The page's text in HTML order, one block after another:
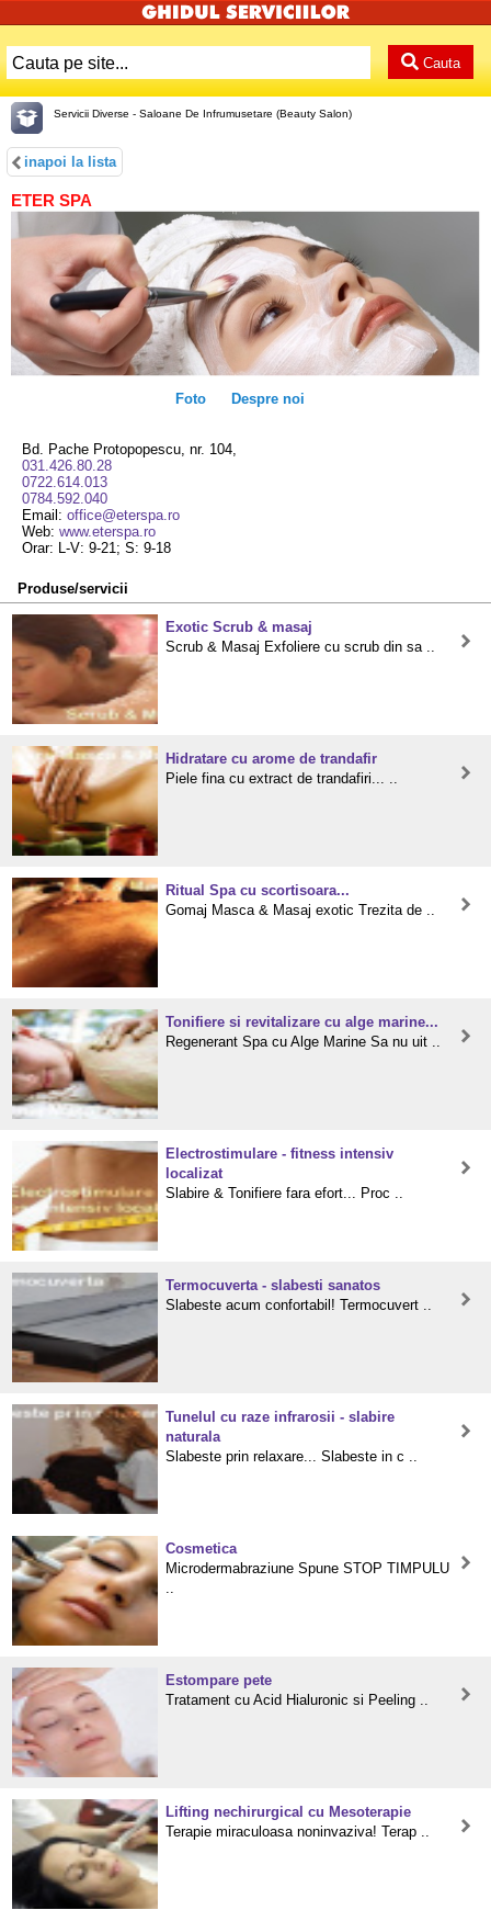
Cauta
Servicii Diverse - Saloane De Infrumusetare (Beauty Salon)
inapoi la lista
ETER SPA
Foto Despre noi
Bd. Pache Protopopescu, nr. 104,
031.426.80.28
0722.614.013
0784.592.040
Email: office@eterspa.ro
Web: www.eterspa.ro
Orar: L-V: 9-21; S: 9-18
Produse/servicii
Exotic Scrub & masaj
Scrub & Masaj Exfoliere cu scrub din sa ..
Hidratare cu arome de trandafir
Piele fina cu extract de trandafiri... ..
Ritual Spa cu scortisoara...
Gomaj Masca & Masaj exotic Trezita de ..
Tonifiere si revitalizare cu alge marine...
Regenerant Spa cu Alge Marine Sa nu uit ..
Electrostimulare - fitness intensiv
localizat
Slabire & Tonifiere fara efort... Proc ..
Termocuverta - slabesti sanatos
Slabeste acum confortabil! Termocuvert ..
Tunelul cu raze infrarosii - slabire
naturala
Slabeste prin relaxare... Slabeste in c ..
Cosmetica
Microdermabraziune Spune STOP TIMPULU
..
Estompare pete
Tratament cu Acid Hialuronic si Peeling ..
Lifting nechirurgical cu Mesoterapie
Terapie miraculoasa noninvaziva! Terap ..